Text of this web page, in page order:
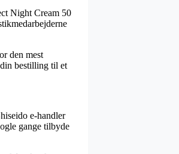
Night Cream 50
den mest
bestilling til et
e-handler
gange tilbyde